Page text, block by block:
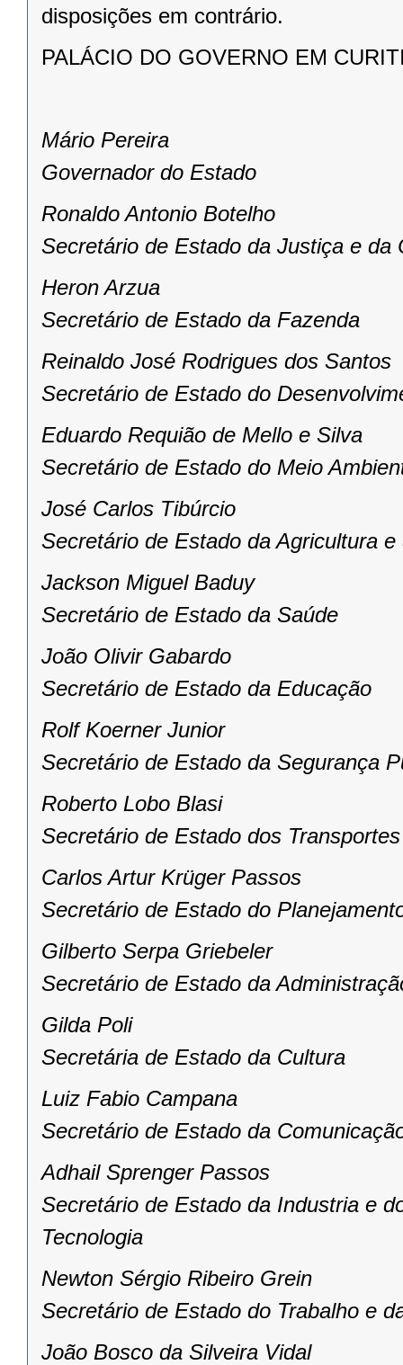
disposições em contrário.
PALÁCIO DO GOVERNO EM
Mário Pereira
Governador do Estado
Ronaldo Antonio Botelho
Secretário de Estado da Justiça e da
Heron Arzua
Secretário de Estado da Fazenda
Reinaldo José Rodrigues dos Santos
Secretário de Estado do
Eduardo Requião de Mello e Silva
Secretário de Estado do Meio
José Carlos Tibúrcio
Secretário de Estado da Agricultura
Jackson Miguel Baduy
Secretário de Estado da Saúde
João Olivir Gabardo
Secretário de Estado da Educação
Rolf Koerner Junior
Secretário de Estado da Segurança
Roberto Lobo Blasi
Secretário de Estado dos Transportes
Carlos Artur Krüger Passos
Secretário de Estado do
Gilberto Serpa Griebeler
Secretário de Estado da
Gilda Poli
Secretária de Estado da Cultura
Luiz Fabio Campana
Secretário de Estado da
Adhail Sprenger Passos
Secretário de Estado da Industria e
Tecnologia
Newton Sérgio Ribeiro Grein
Secretário de Estado do Trabalho e
João Bosco da Silveira Vidal